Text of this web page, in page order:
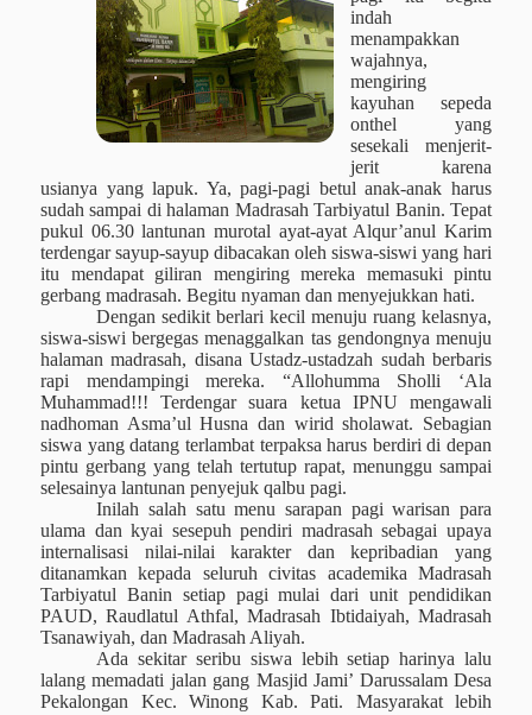
indah
menampakkan
wajahnya,
mengiring
kayuhan sepeda
onthel yang
sesekali menjerit-
jerit karena
usianya yang lapuk. Ya, pagi-pagi betul anak-anak harus
sudah sampai di halaman Madrasah Tarbiyatul Banin. Tepat
pukul 06.30 lantunan murotal ayat-ayat Alqur’anul Karim
terdengar sayup-sayup dibacakan oleh siswa-siswi yang hari
itu mendapat giliran mengiring mereka memasuki pintu
gerbang madrasah. Begitu nyaman dan menyejukkan hati.
Dengan sedikit berlari kecil menuju ruang kelasnya,
siswa-siswi bergegas menaggalkan tas gendongnya menuju
halaman madrasah, disana Ustadz-ustadzah sudah berbaris
rapi mendampingi mereka. “Allohumma Sholli ‘Ala
Muhammad!!! Terdengar suara ketua IPNU mengawali
nadhoman Asma’ul Husna dan wirid sholawat. Sebagian
siswa yang datang terlambat terpaksa harus berdiri di depan
pintu gerbang yang telah tertutup rapat, menunggu sampai
selesainya lantunan penyejuk qalbu pagi.
Inilah salah satu menu sarapan pagi warisan para
ulama dan kyai sesepuh pendiri madrasah sebagai upaya
internalisasi nilai-nilai karakter dan kepribadian yang
ditanamkan kepada seluruh civitas academika Madrasah
Tarbiyatul Banin setiap pagi mulai dari unit pendidikan
PAUD, Raudlatul Athfal, Madrasah Ibtidaiyah, Madrasah
Tsanawiyah, dan Madrasah Aliyah.
Ada sekitar seribu siswa lebih setiap harinya lalu
lalang memadati jalan gang Masjid Jami’ Darussalam Desa
Pekalongan Kec. Winong Kab. Pati. Masyarakat lebih